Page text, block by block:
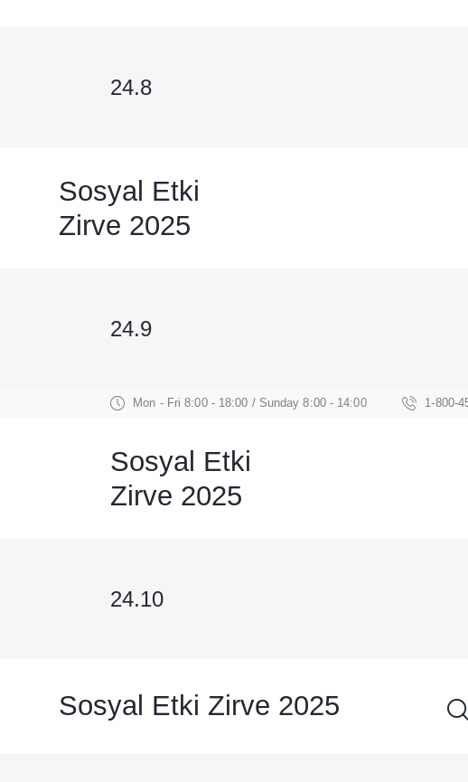
24.8
Sosyal Etki
Zirve 2025
24.9
Mon - Fri 8:00 - 18:00 / Sunday 8:00 - 14:00 1-800-
Sosyal Etki
Zirve 2025
24.10
Sosyal Etki Zirve 2025